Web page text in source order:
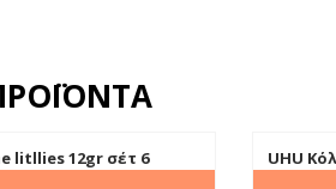
litllies 12gr σέτ 6
UHU